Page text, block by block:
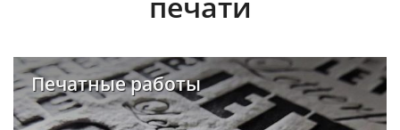
Печатные работы